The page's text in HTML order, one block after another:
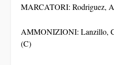
MARCATORI: Rodriguez,
AMMONIZIONI: Lanzillo,
(C)